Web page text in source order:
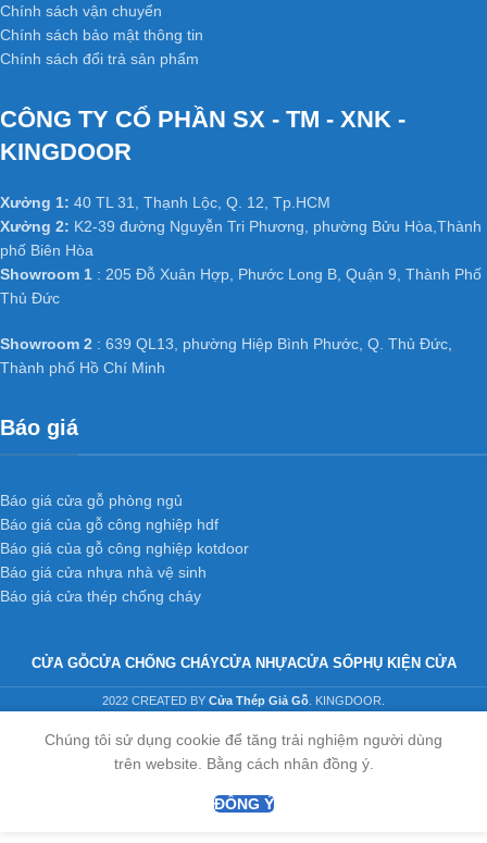
Chính sách vận chuyển
Chính sách bảo mật thông tin
Chính sách đổi trả sản phẩm
CÔNG TY CỔ PHẦN SX - TM - XNK -
KINGDOOR
Xưởng 1: 40 TL 31, Thạnh Lộc, Q. 12, Tp.HCM
Xưởng 2: K2-39 đường Nguyễn Tri Phương, phường Bửu Hòa,Thành
phố Biên Hòa
Showroom 1 : 205 Đỗ Xuân Hợp, Phước Long B, Quận 9, Thành Phố
Thủ Đức
Showroom 2 : 639 QL13, phường Hiệp Bình Phước, Q. Thủ Đức,
Thành phố Hồ Chí Minh
Báo giá
Báo giá cửa gỗ phòng ngủ
Báo giá của gỗ công nghiệp hdf
Báo giá của gỗ công nghiệp kotdoor
Báo giá cửa nhựa nhà vệ sinh
Báo giá cửa thép chống cháy
CỬA GỖCỬA CHỐNG CHÁYCỬA NHỰACỬA SỔPHỤ KIỆN CỬA
2022 CREATED BY Cửa Thép Giả Gỗ . KINGDOOR.
Chúng tôi sử dụng cookie để tăng trải nghiệm người dùng
trên website. Bằng cách nhân đồng ý.
ĐỒNG Ý